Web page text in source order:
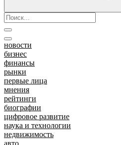
новости
бизнес
финансы
рынки
первые лица
мнения
рейтинги
биографии
цифровое развитие
наука и технологии
недвижимость
авто